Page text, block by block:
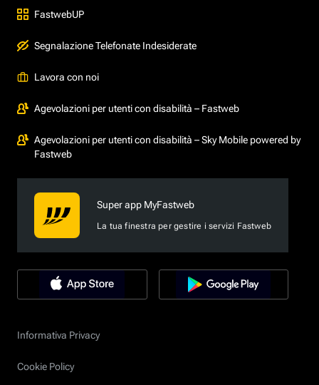
FastwebUP
Segnalazione Telefonate Indesiderate
Lavora con noi
Agevolazioni per utenti con disabilità – Fastweb
Agevolazioni per utenti con disabilità – Sky Mobile powered by
Fastweb
Super app MyFastweb
La tua finestra per gestire i servizi Fastweb
Informativa Privacy
Cookie Policy